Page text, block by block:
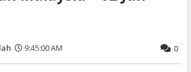
9:45:00 AM 0